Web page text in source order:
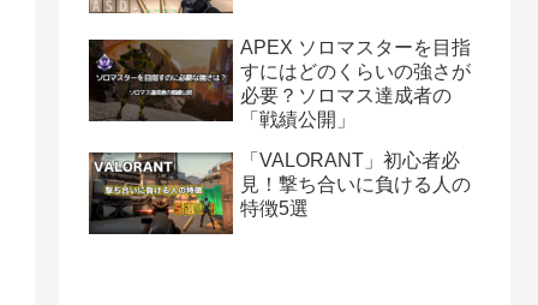
APEX ソロマスターを目指
すにはどのくらいの強さが
必要？ソロマス達成者の
「戦績公開」
「VALORANT」初心者必
見！撃ち合いに負ける人の
特徴5選